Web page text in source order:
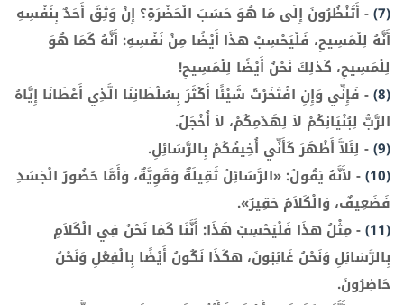
(7)
- أَتَنْظُرُونَ إِلَى مَا هُوَ حَسَبَ الْحَضْرَةِ؟ إِنْ وَثِقَ أَحَدٌ بِنَفْسِهِ
أَنَّهُ لِلْمَسِيحِ، فَلْيَحْسِبْ هذَا أَيْضًا مِنْ نَفْسِهِ: أَنَّهُ كَمَا هُوَ
لِلْمَسِيحِ، كَذلِكَ نَحْنُ أَيْضًا لِلْمَسِيحِ!
(8)
- فَإِنِّي وَإِنِ افْتَخَرْتُ شَيْئًا أَكْثَرَ بِسُلْطَانِنَا الَّذِي أَعْطَانَا إِيَّاهُ
الرَّبُّ لِبُنْيَانِكُمْ لاَ لِهَدْمِكُمْ، لاَ أُخْجَلُ.
(9)
- لِئَلاَّ أَظْهَرَ كَأَنِّي أُخِيفُكُمْ بِالرَّسَائِلِ.
(10)
- لأَنَّهُ يَقُولُ: «الرَّسَائِلُ ثَقِيلَةٌ وَقَوِيَّةٌ، وَأَمَّا حُضُورُ الْجَسَدِ
فَضَعِيفٌ، وَالْكَلاَمُ حَقِيرٌ».
(11)
-مِثْلُ هذَا فَلْيَحْسِبْ هَذَا: أَنَّنَا كَمَا نَحْنُ فِي الْكَلاَمِ
بِالرَّسَائِلِ وَنَحْنُ غَائِبُونَ، هكَذَا نَكُونُ أَيْضًا بِالْفِعْلِ وَنَحْنُ
حَاضِرُونَ.